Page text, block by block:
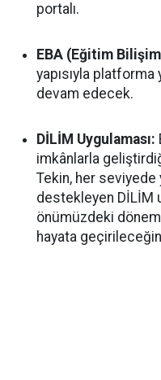
portalı.
EBA (Eğitim Bilişim
yapısıyla
devam edecek.
DİLİM Uygulaması:
imkânlarla
Tekin, her seviyede
destekleyen DİLİM
önümüzdeki
hayata